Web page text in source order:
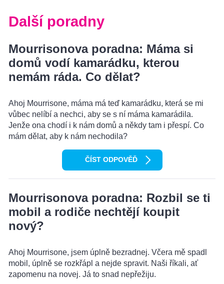
Další poradny
Mourrisonova poradna: Máma si
domů vodí kamarádku, kterou
nemám ráda. Co dělat?
Ahoj Mourrisone, máma má teď kamarádku, která se mi
vůbec nelíbí a nechci, aby se s ní máma kamarádila.
Jenže ona chodí i k nám domů a někdy tam i přespí. Co
mám dělat, aby k nám nechodila?
ČÍST ODPOVĚĎ
Mourrisonova poradna: Rozbil se ti
mobil a rodiče nechtějí koupit
nový?
Ahoj Mourrisone, jsem úplně bezradnej. Včera mě spadl
mobil, úplně se rozkřápl a nejde spravit. Naši říkali, ať
zapomenu na novej. Já to snad nepřežiju.